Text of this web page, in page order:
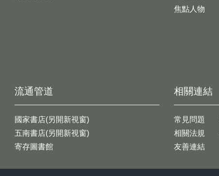
焦點人物
流通管道
國家書店(另開新視窗)
五南書店(另開新視窗)
寄存圖書館
相關連結
常見問題
相關法規
友善連結